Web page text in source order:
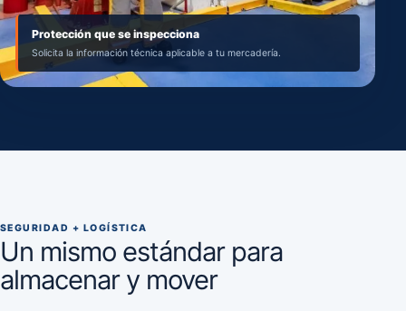
Protección que se inspecciona
Solicita la información técnica aplicable a tu mercadería.
SEGURIDAD + LOGÍSTICA
Un mismo estándar para
almacenar y mover